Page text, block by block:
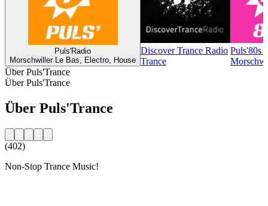
Puls'Radio
Morschwiller Le Bas, Electro, House
Discover Trance Radio
Trance
Puls'80s
Über Puls'Trance
Über Puls'Trance
Über Puls'Trance
(402)
Non-Stop Trance Music!